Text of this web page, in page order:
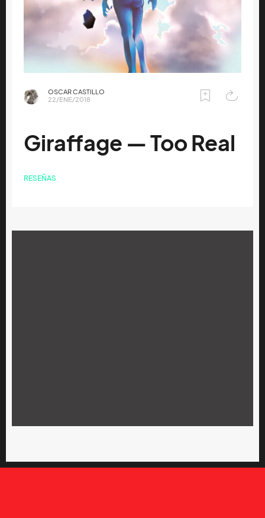
OSCAR CASTILLO
22/ENE/2018
Giraffage — Too Real
RESEÑAS